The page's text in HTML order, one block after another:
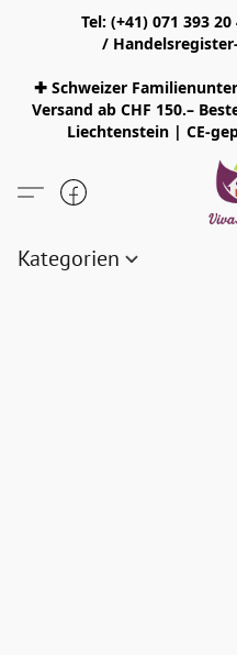
Tel: (+41) 071 393
/
✚ Schweizer
Versand ab CHF 150.–
Liechtenstein | CE-
Kategorien